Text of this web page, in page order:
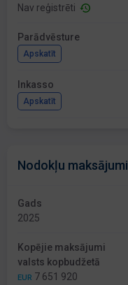
Nav reģistrēti
Parādvēsture
Apskatīt
Inkasso
Apskatīt
Nodokļu maksājumi
Gads
2025
Kopējie maksājumi
valsts kopbudžetā
EUR 7 651 920